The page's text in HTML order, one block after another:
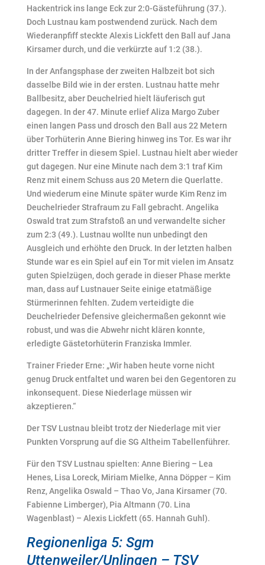
Hackentrick ins lange Eck zur 2:0-Gästeführung (37.).
Doch Lustnau kam postwendend zurück. Nach dem
Wiederanpfiff steckte Alexis Lickfett den Ball auf Jana
Kirsamer durch, und die verkürzte auf 1:2 (38.).
In der Anfangsphase der zweiten Halbzeit bot sich
dasselbe Bild wie in der ersten. Lustnau hatte mehr
Ballbesitz, aber Deuchelried hielt läuferisch gut
dagegen. In der 47. Minute erlief Aliza Margo Zuber
einen langen Pass und drosch den Ball aus 22 Metern
über Torhüterin Anne Biering hinweg ins Tor. Es war ihr
dritter Treffer in diesem Spiel. Lustnau hielt aber wieder
gut dagegen. Nur eine Minute nach dem 3:1 traf Kim
Renz mit einem Schuss aus 20 Metern die Querlatte.
Und wiederum eine Minute später wurde Kim Renz im
Deuchelrieder Strafraum zu Fall gebracht. Angelika
Oswald trat zum Strafstoß an und verwandelte sicher
zum 2:3 (49.). Lustnau wollte nun unbedingt den
Ausgleich und erhöhte den Druck. In der letzten halben
Stunde war es ein Spiel auf ein Tor mit vielen im Ansatz
guten Spielzügen, doch gerade in dieser Phase merkte
man, dass auf Lustnauer Seite einige etatmäßige
Stürmerinnen fehlten. Zudem verteidigte die
Deuchelrieder Defensive gleichermaßen gekonnt wie
robust, und was die Abwehr nicht klären konnte,
erledigte Gästetorhüterin Franziska Immler.
Trainer Frieder Erne: „Wir haben heute vorne nicht
genug Druck entfaltet und waren bei den Gegentoren zu
inkonsequent. Diese Niederlage müssen wir
akzeptieren.“
Der TSV Lustnau bleibt trotz der Niederlage mit vier
Punkten Vorsprung auf die SG Altheim Tabellenführer.
Für den TSV Lustnau spielten: Anne Biering – Lea
Henes, Lisa Loreck, Miriam Mielke, Anna Döpper – Kim
Renz, Angelika Oswald – Thao Vo, Jana Kirsamer (70.
Fabienne Limberger), Pia Altmann (70. Lina
Wagenblast) – Alexis Lickfett (65. Hannah Guhl).
Regionenliga 5: Sgm
Uttenweiler/Unlingen – TSV